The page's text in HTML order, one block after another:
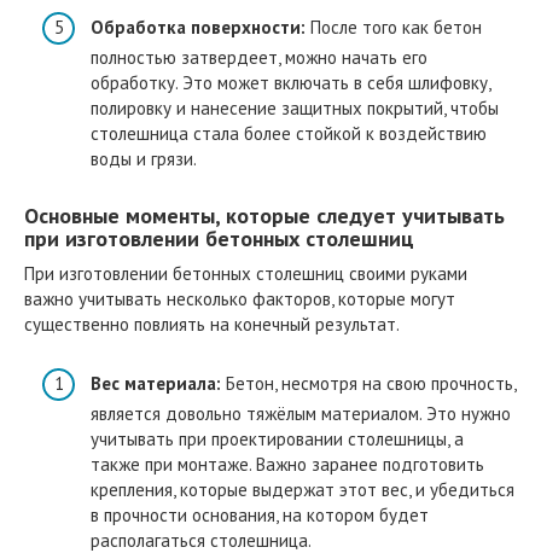
Обработка поверхности: После того как бетон
полностью затвердеет, можно начать его
обработку. Это может включать в себя шлифовку,
полировку и нанесение защитных покрытий, чтобы
столешница стала более стойкой к воздействию
воды и грязи.
Основные моменты, которые следует учитывать
при изготовлении бетонных столешниц
При изготовлении бетонных столешниц своими руками
важно учитывать несколько факторов, которые могут
существенно повлиять на конечный результат.
Вес материала: Бетон, несмотря на свою прочность,
является довольно тяжёлым материалом. Это нужно
учитывать при проектировании столешницы, а
также при монтаже. Важно заранее подготовить
крепления, которые выдержат этот вес, и убедиться
в прочности основания, на котором будет
располагаться столешница.